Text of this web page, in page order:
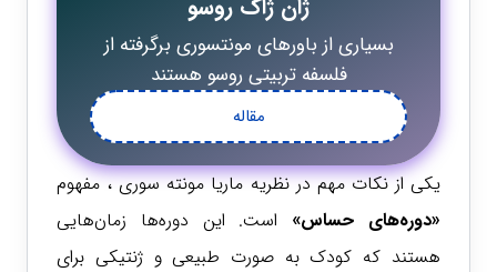
بسیاری از باورهای مونتسوری برگرفته از
فلسفه تربیتی روسو هستند
مقاله
یکی از نکات مهم در نظریه ماریا مونته سوری ، مفهوم
«دوره‌های حساس» است. این دوره‌ها زمان‌هایی
هستند که کودک به صورت طبیعی و ژنتیکی برای